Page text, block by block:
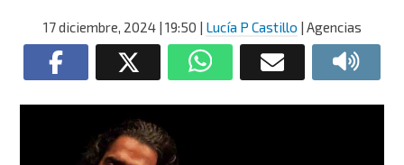
17 diciembre, 2024| 19:50 | Lucía P Castillo | Agencias